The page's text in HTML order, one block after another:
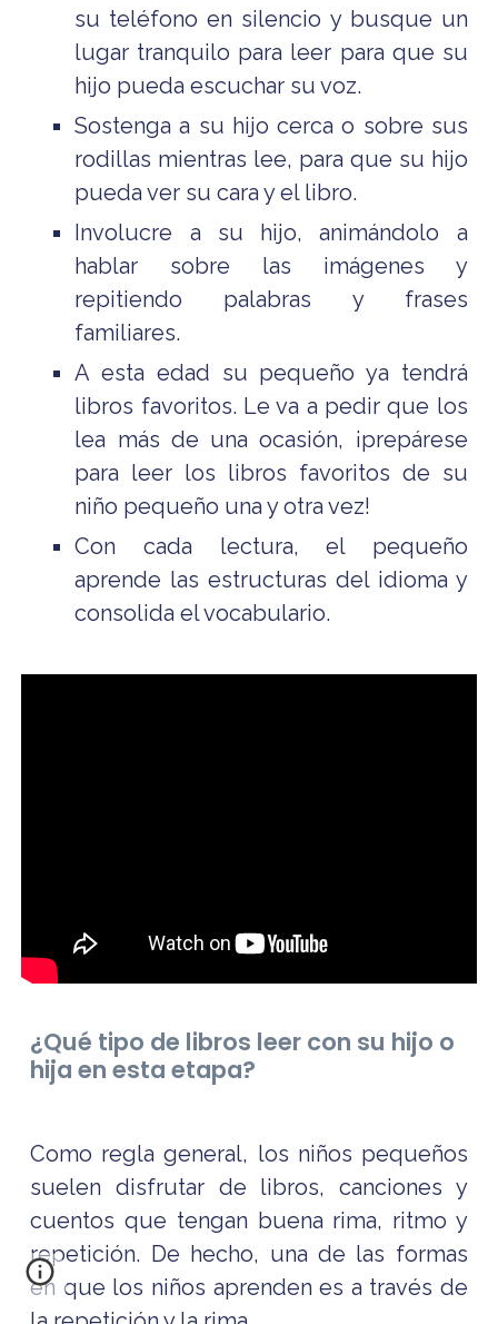
su teléfono en silencio y busque un
lugar tranquilo para leer para que su
hijo pueda escuchar su voz.
Sostenga a su hijo cerca o sobre sus
rodillas mientras lee, para que su hijo
pueda ver su cara y el libro.
Involucre a su hijo, animándolo a
hablar sobre las imágenes y
repitiendo palabras y frases
familiares.
A esta edad su pequeño ya tendrá
libros favoritos. Le va a pedir que los
lea más de una ocasión, ¡prepárese
para leer los libros favoritos de su
niño pequeño una y otra vez!
Con cada lectura, el pequeño
aprende las estructuras del idioma y
consolida el vocabulario.
¿Qué tipo de libros leer con su hijo o
hija en esta etapa?
Como regla general, los niños pequeños
suelen disfrutar de libros, canciones y
cuentos que tengan buena rima, ritmo y
repetición. De hecho, una de las formas
en que los niños aprenden es a través de